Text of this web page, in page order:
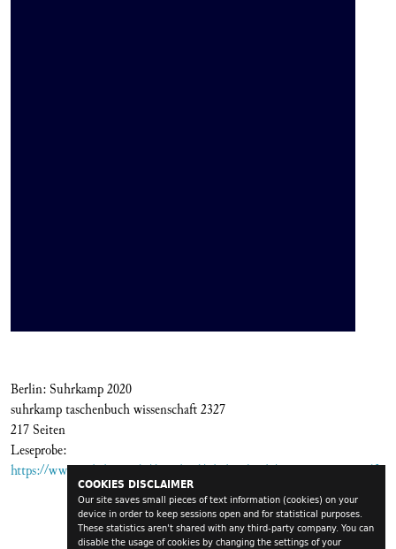
COOKIES DISCLAIMER
Our site saves small pieces of text information (cookies) on your
device in order to keep sessions open and for statistical purposes.
These statistics aren't shared with any third-party company. You can
disable the usage of cookies by changing the settings of your
Berlin: Suhrkamp 2020
suhrkamp taschenbuch wissenschaft 2327
217 Seiten
Leseprobe:
https://www.suhrkamp.de/download/Blickinsbuch/9783518299272.pdf